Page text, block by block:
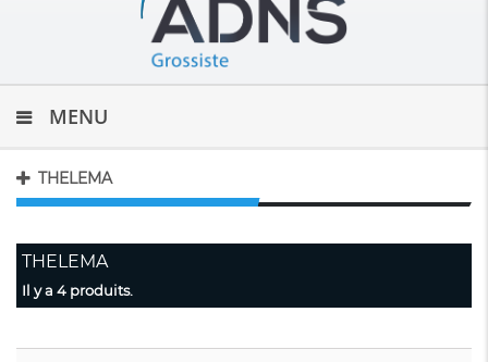
MENU
THELEMA
THELEMA
Il y a 4 produits.